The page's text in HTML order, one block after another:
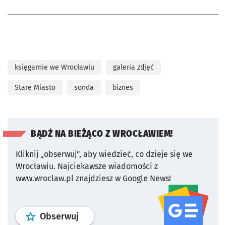
księgarnie we Wrocławiu galeria zdjęć
Stare Miasto sonda biznes
BĄDŹ NA BIEŻĄCO Z WROCŁAWIEM!
Kliknij „obserwuj”, aby wiedzieć, co dzieje się we
Wrocławiu. Najciekawsze wiadomości z
www.wroclaw.pl znajdziesz w Google News!
Obserwuj profil serwisu